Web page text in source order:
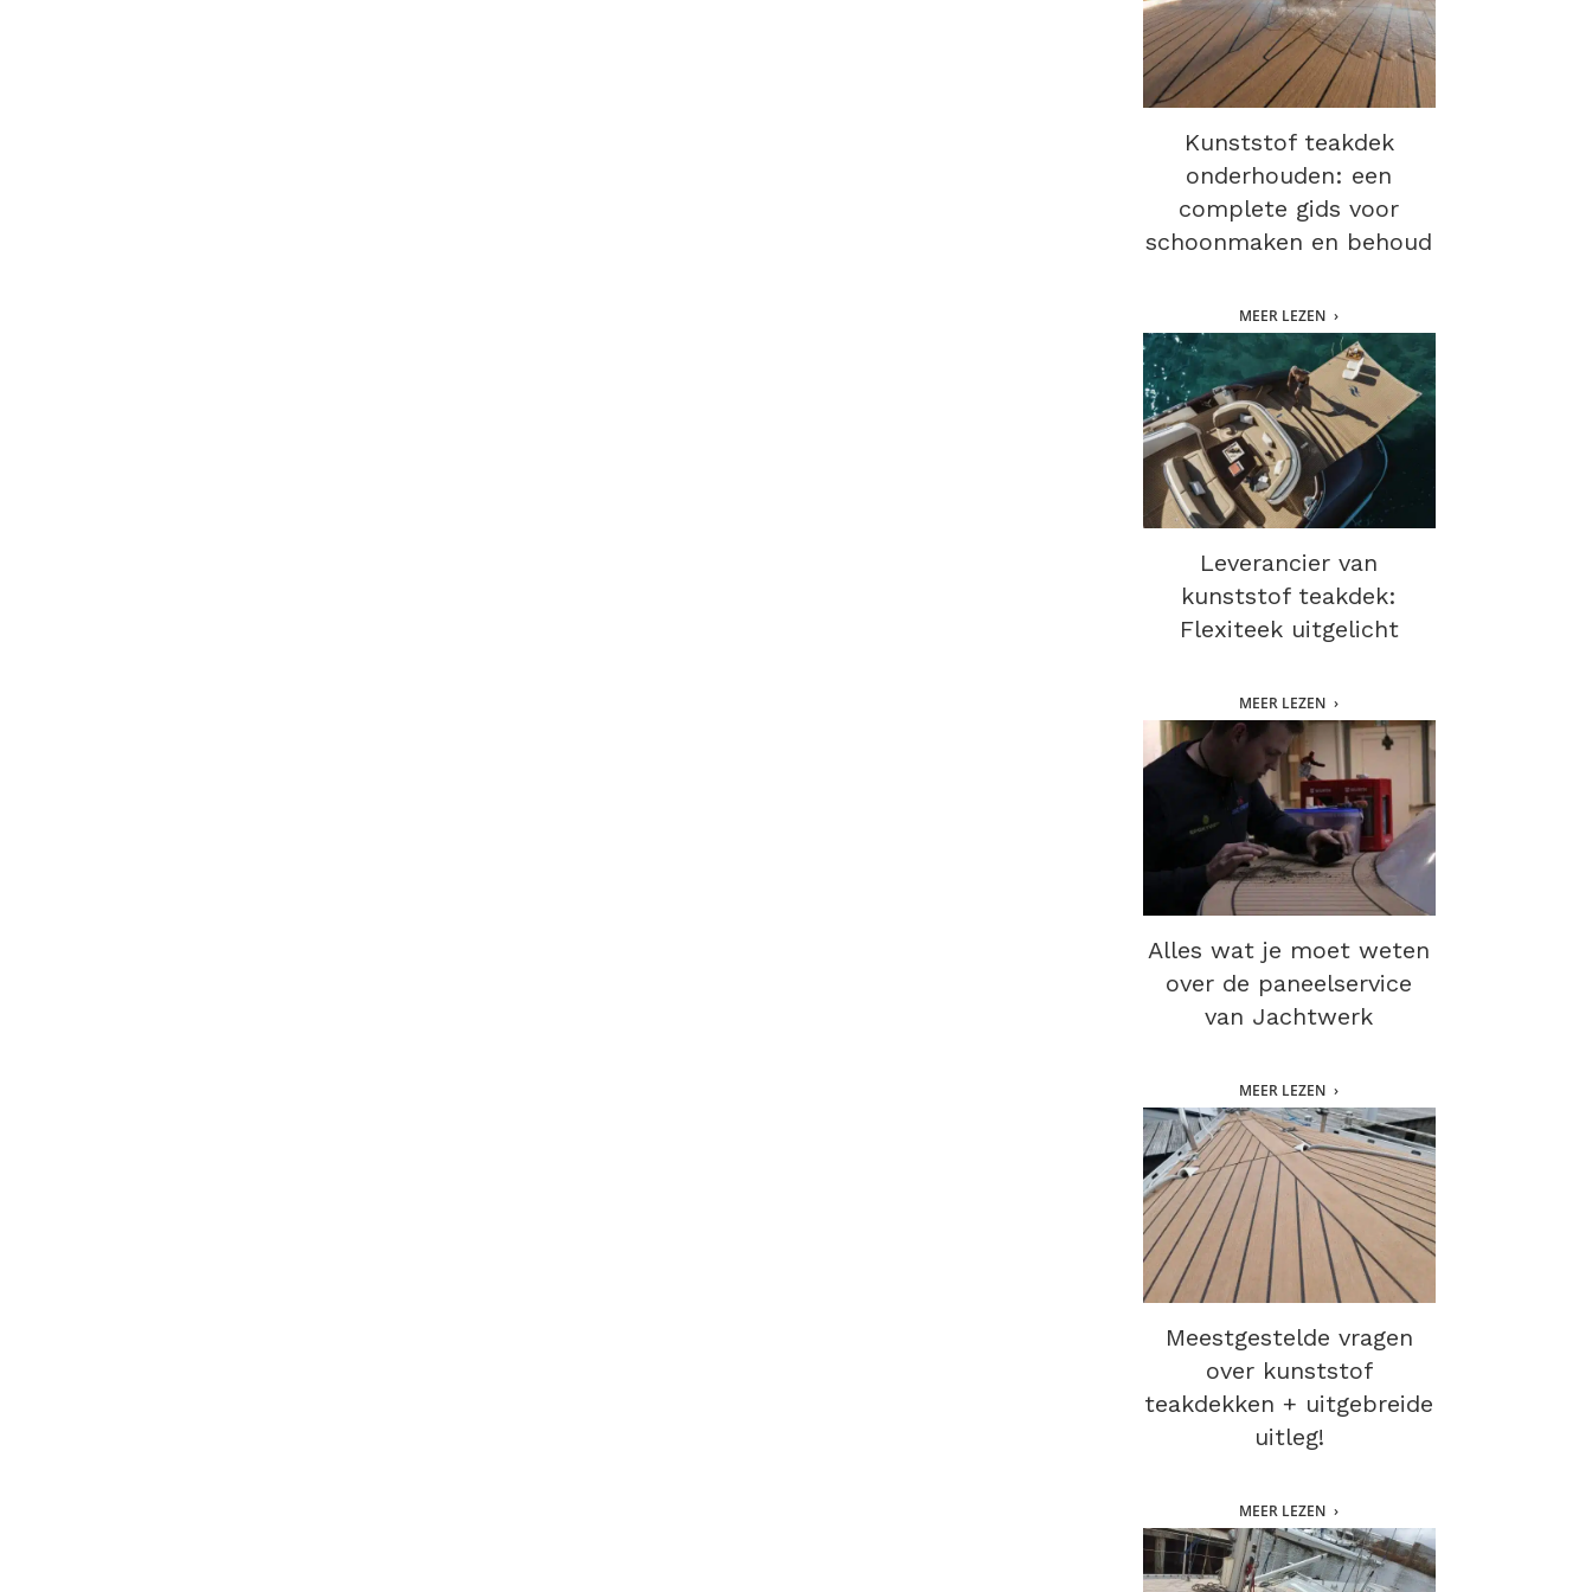
Kunststof teakdek
onderhouden: een
complete gids voor
schoonmaken en behoud
MEER LEZEN
Leverancier van
kunststof teakdek:
Flexiteek uitgelicht
MEER LEZEN
Alles wat je moet weten
over de paneelservice
van Jachtwerk
MEER LEZEN
Meestgestelde vragen
over kunststof
teakdekken + uitgebreide
uitleg!
MEER LEZEN